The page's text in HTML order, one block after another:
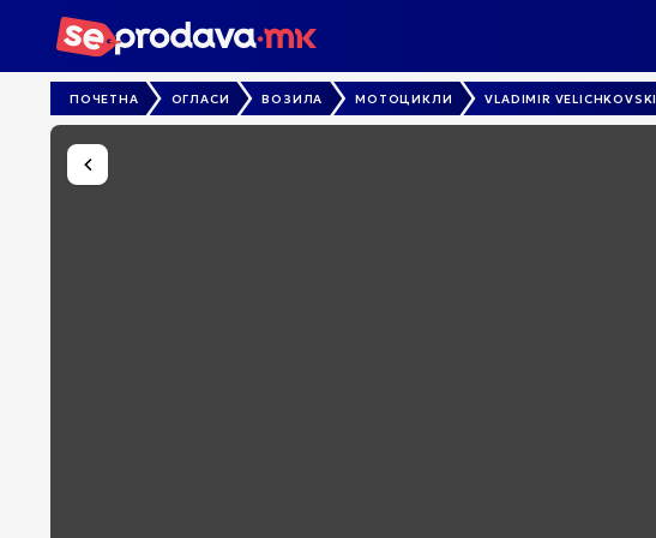
ПОЧЕТНА ОГЛАСИ ВОЗИЛА МОТОЦИКЛИ VLADIMIR VELICHKOVSKI